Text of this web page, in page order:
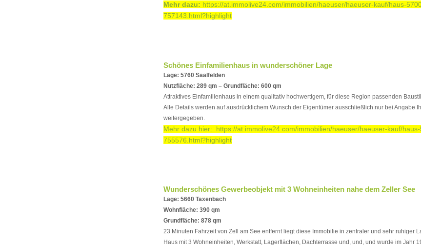
Mehr dazu: https://at.immolive24.com/immobilien/haeuser/haeuser-kauf/haus-
757143.html?highlight
Schönes Einfamilienhaus in wunderschöner Lage
Lage: 5760 Saalfelden
Nutzfläche: 289 qm – Grundfläche: 600 qm
Attraktives Einfamilienhaus in einem qualitativ hochwertigem, für diese Region passenden
Alle Details werden auf ausdrücklichem Wunsch der Eigentümer ausschließlich nur bei Angabe
weitergegeben.
Mehr dazu hier: https://at.immolive24.com/immobilien/haeuser/haeuser-kauf/
755576.html?highlight
Wunderschönes Gewerbeobjekt mit 3 Wohneinheiten nahe dem Zeller See
Lage: 5660 Taxenbach
Wohnfläche: 390 qm
Grundfläche: 878 qm
23 Minuten Fahrzeit von Zell am See entfernt liegt diese Immobilie in zentraler und sehr ruhiger
Haus mit 3 Wohneinheiten, Werkstatt, Lagerflächen, Dachterrasse und, und, und wurde im Jahr